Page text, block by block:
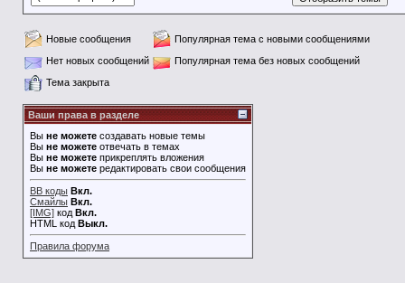
Новые сообщения
Популярная тема с новыми сообщениями
Нет новых сообщений
Популярная тема без новых сообщений
Тема закрыта
Ваши права в разделе
Вы не можете создавать новые темы
Вы не можете отвечать в темах
Вы не можете прикреплять вложения
Вы не можете редактировать свои сообщения
BB коды Вкл.
Смайлы Вкл.
[IMG] код Вкл.
HTML код Выкл.
Правила форума